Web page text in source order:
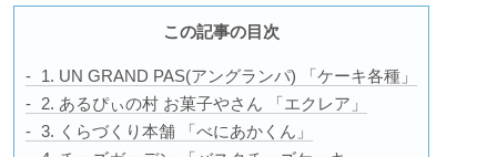
この記事の目次
1. UN GRAND PAS(アングランパ) 「ケーキ各種」
2. あるぴぃの村 お菓子やさん 「エクレア」
3. くらづくり本舗 「べにあかくん」